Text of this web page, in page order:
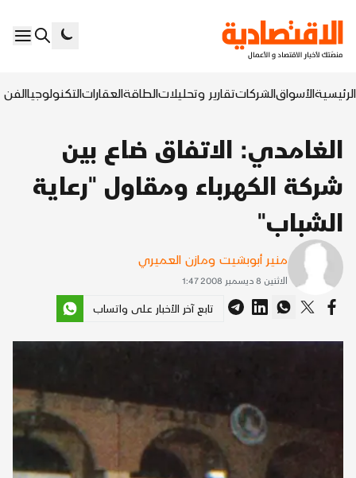
الرئيسيةالأسواقالشركاتتقارير وتحليلاتالطاقةالعقاراتالتكنولوجياالفن
الغامدي: الاتفاق ضاع بين
شركة الكهرباء ومقاول "رعاية
الشباب"
منير أبوبشيت ومازن العميري
الاثنين 8 ديسمبر 2008 1:47
تابع آخر الأخبار على واتساب